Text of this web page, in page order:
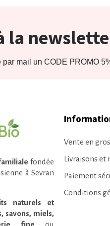
la
mail un CODE PROMO
fondée
à Sevran
naturels et
savons, miels,
fine ou
Vente en
Livraisons et
Paiement
Conditions